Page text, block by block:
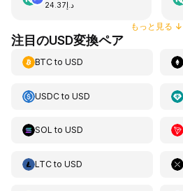
د.إ24.37
もっと見る ↓
注目のUSD変換ペア
BTCto USD
USDCto USD
SOL to USD
LTCto USD